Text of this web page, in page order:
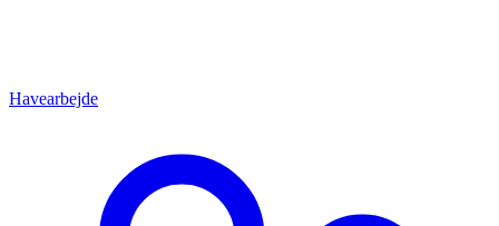
Havearbejde